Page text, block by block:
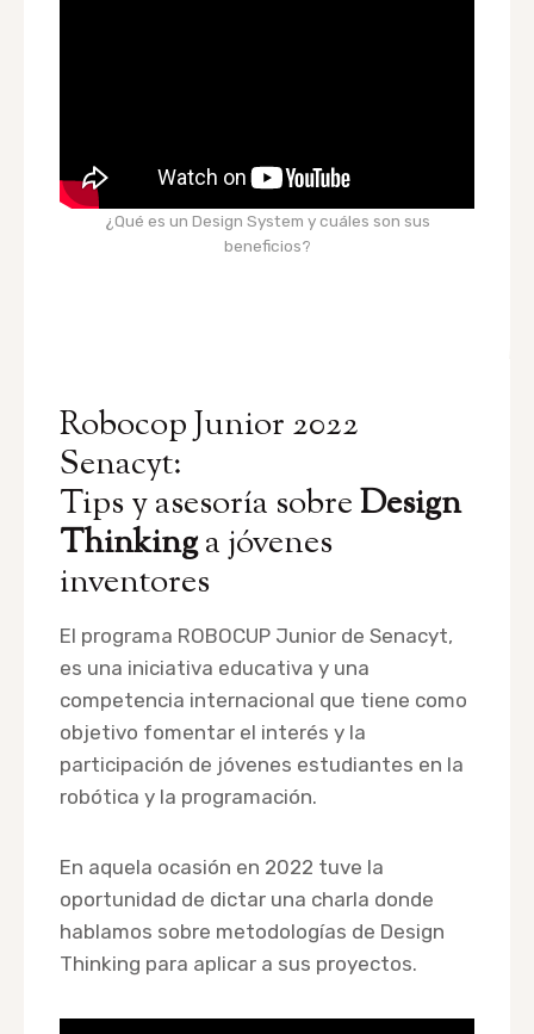
¿Qué es un Design System y cuáles son sus
beneficios?
Robocop Junior 2022
Senacyt:
Tips y asesoría sobreDesign
Thinkinga jóvenes
inventores
El programa ROBOCUP Junior de Senacyt,
es una iniciativa educativa y una
competencia internacional que tiene como
objetivo fomentar el interés y la
participación de jóvenes estudiantes en la
robótica y la programación.
En aquela ocasión en 2022 tuve la
oportunidad de dictar una charla donde
hablamos sobre metodologías de Design
Thinking para aplicar a sus proyectos.